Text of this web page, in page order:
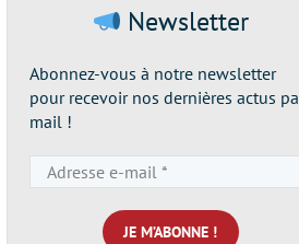
Newsletter
Abonnez-vous à notre newsletter
pour recevoir nos dernières actus
mail !
e-
mail
*